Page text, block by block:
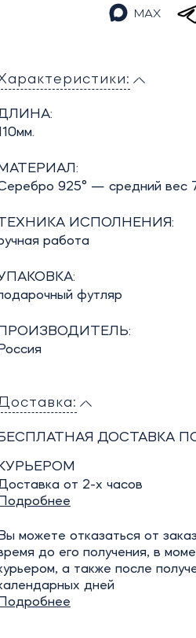
MAX
МАТЕРИАЛ:
925° — средний вес
ИСПОЛНЕНИЯ:
работа
футляр
ПРОИЗВОДИТЕЛЬ:
Россия
БЕСПЛАТНАЯ ДОСТАВКА
КУРЬЕРОМ
от 2-х часов
Подробнее
Вы можете отказаться от
до его получения, в
а также после
дней
Подробнее